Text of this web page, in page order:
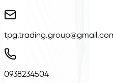
0938234504